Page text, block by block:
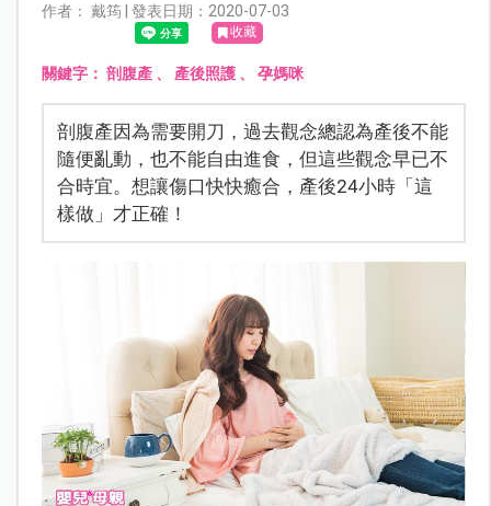
作者： 戴筠 | 發表日期：2020-07-03
收藏
關鍵字： 剖腹產、 產後照護、 孕媽咪
剖腹產因為需要開刀，過去觀念總認為產後不能
隨便亂動，也不能自由進食，但這些觀念早已不
合時宜。想讓傷口快快癒合，產後24小時「這
樣做」才正確！